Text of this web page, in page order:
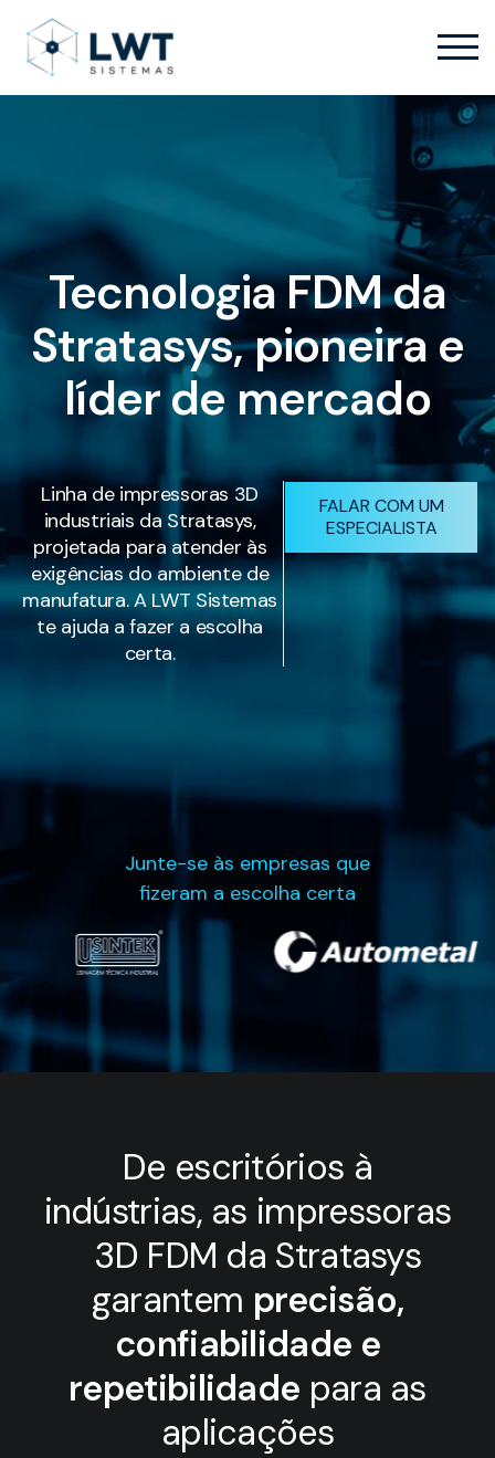
Tecnologia FDM da
Stratasys, pioneira e
líder de mercado
Linha de impressoras 3D
industriais da Stratasys,
projetada para atender às
exigências do ambiente de
manufatura. A LWT Sistemas
te ajuda a fazer a escolha
certa.
FALAR COM UM
ESPECIALISTA
Junte-se às empresas que
fizeram a escolha certa
De escritórios à
indústrias, as impressoras
3D FDM da Stratasys
garantem precisão,
confiabilidade e
repetibilidade para as
aplicações